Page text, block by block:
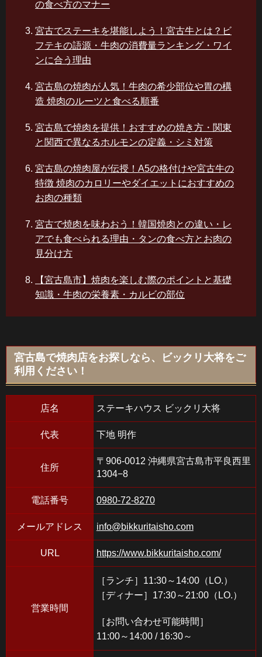
の食べ方のマナー
宮古でステーキを堪能しよう！宮古牛とは？ビ
フテキの語源・牛肉の消費量ランキング・ワイ
ンに合う理由
宮古島の焼肉が人気！牛肉の希少部位や胃の構
造 焼肉のルーツと食べる順番
宮古島で焼肉を提供！おすすめの焼き方・関東
と関西で異なるホルモンの定義・シミ対策
宮古島の焼肉屋が伝授！A5の格付けや宮古牛の
特徴 焼肉のカロリーやダイエットにおすすめの
お肉の種類
宮古で焼肉を味わおう！韓国焼肉との違い・レ
アでも食べられる理由・タンの食べ方とお肉の
見分け方
【宮古島市】焼肉を楽しむ際のポイントと基礎
知識・牛肉の栄養素・カルビの部位
宮古島で焼肉店をお探しなら、ビックリ大将をご
利用ください！
店名 ステーキハウス ビックリ大将
代表 下地 明作
住所
〒906-0012 沖縄県宮古島市平良西里
1304−8
電話番号 0980-72-8270
メールアドレス info@bikkuritaisho.com
URL https://www.bikkuritaisho.com/
営業時間
［ランチ］11:30～14:00（LO.）
［ディナー］17:30～21:00（LO.）
［お問い合わせ可能時間］
11:00～14:00 / 16:30～